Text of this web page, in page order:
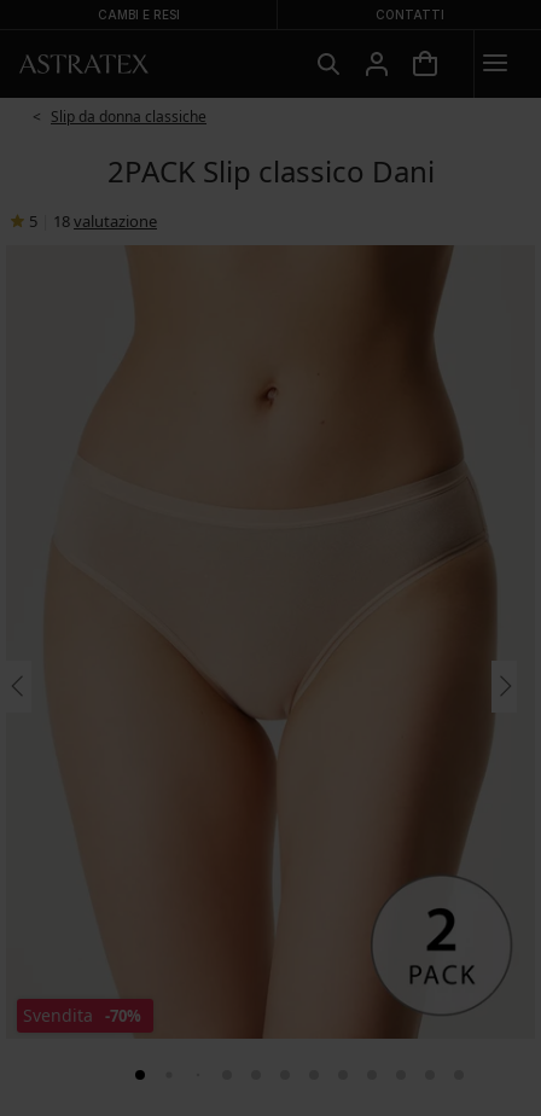
CAMBI E RESI CONTATTI
Slip da donna classiche
2PACK Slip classico Dani
5 18valutazione
Svendita -70%